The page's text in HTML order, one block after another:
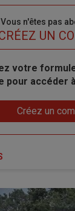
Vous n'êtes pas
UN
votre
pour accéder
Créez un